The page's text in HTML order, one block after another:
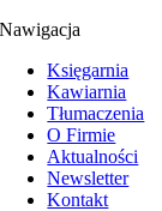
Nawigacja
Księgarnia
Kawiarnia
Tłumaczenia
O Firmie
Aktualności
Newsletter
Kontakt